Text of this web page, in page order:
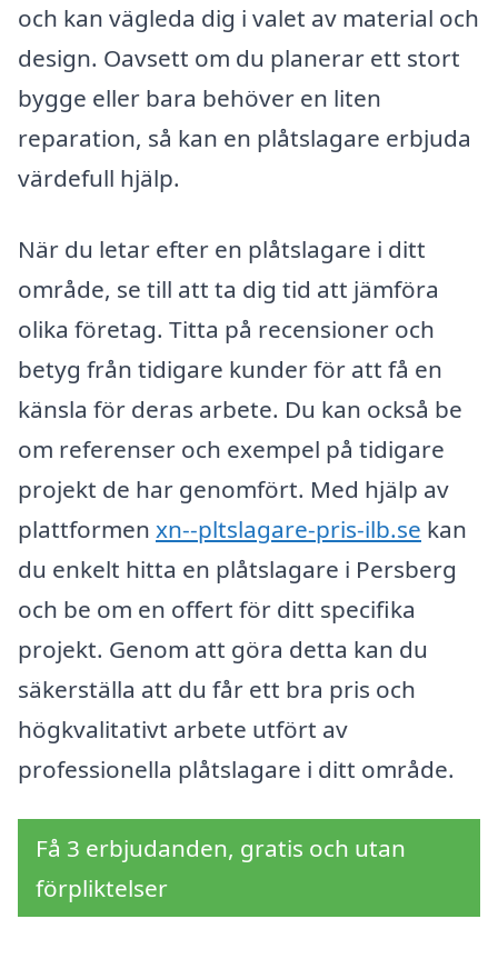
och kan vägleda dig i valet av material och
design. Oavsett om du planerar ett stort
bygge eller bara behöver en liten
reparation, så kan en plåtslagare erbjuda
värdefull hjälp.
När du letar efter en plåtslagare i ditt
område, se till att ta dig tid att jämföra
olika företag. Titta på recensioner och
betyg från tidigare kunder för att få en
känsla för deras arbete. Du kan också be
om referenser och exempel på tidigare
projekt de har genomfört. Med hjälp av
plattformen xn--pltslagare-pris-ilb.se kan
du enkelt hitta en plåtslagare i Persberg
och be om en offert för ditt specifika
projekt. Genom att göra detta kan du
säkerställa att du får ett bra pris och
högkvalitativt arbete utfört av
professionella plåtslagare i ditt område.
Få 3 erbjudanden, gratis och utan
förpliktelser